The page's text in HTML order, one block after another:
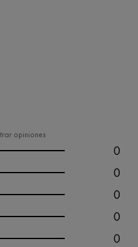
opiniones
0
0
0
0
0